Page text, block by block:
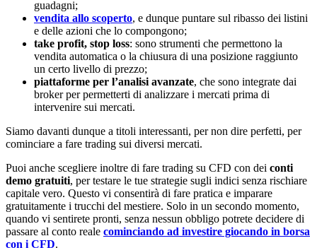
guadagni;
vendita allo scoperto, e dunque puntare sul ribasso dei listini
e delle azioni che lo compongono;
take profit, stop loss: sono strumenti che permettono la
vendita automatica o la chiusura di una posizione raggiunto
un certo livello di prezzo;
piattaforme per l’analisi avanzate, che sono integrate dai
broker per permetterti di analizzare i mercati prima di
intervenire sui mercati.
Siamo davanti dunque a titoli interessanti, per non dire perfetti, per
cominciare a fare trading sui diversi mercati.
Puoi anche scegliere inoltre di fare trading su CFD con dei conti
demo gratuiti, per testare le tue strategie sugli indici senza rischiare
capitale vero. Questo vi consentirà di fare pratica e imparare
gratuitamente i trucchi del mestiere. Solo in un secondo momento,
quando vi sentirete pronti, senza nessun obbligo potrete decidere di
passare al conto reale cominciando ad investire giocando in borsa
con i CFD.